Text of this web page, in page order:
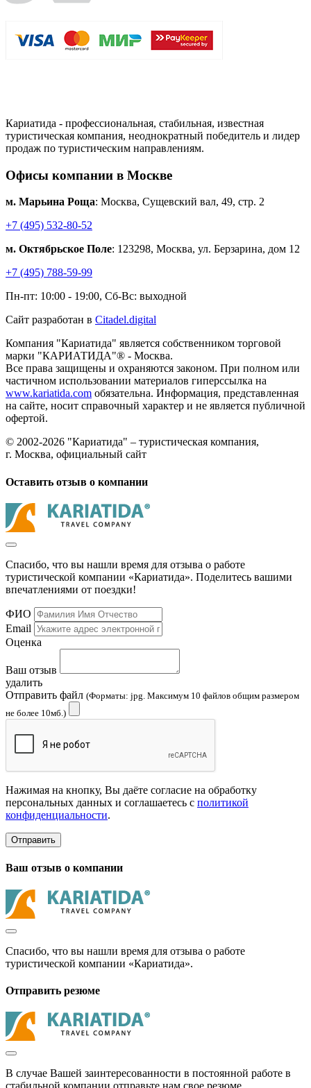
Кариатида - профессиональная, стабильная, известная
туристическая компания, неоднократный победитель и лидер
продаж по туристическим направлениям.
Офисы компании в Москве
м. Марьина Роща: Москва, Сущевский вал, 49, стр. 2
+7 (495) 532-80-52
м. Октябрьское Поле: 123298, Москва, ул. Берзарина, дом 12
+7 (495) 788-59-99
Пн-пт: 10:00 - 19:00, Сб-Вс: выходной
Сайт разработан в Citadel.digital
Компания "Кариатида" является собственником торговой
марки "КАРИАТИДА"® - Москва.
Все права защищены и охраняются законом. При полном или
частичном использовании материалов гиперссылка на
www.kariatida.com обязательна. Информация, представленная
на сайте, носит справочный характер и не является публичной
офертой.
© 2002-2026 "Кариатида" – туристическая компания,
г. Москва, официальный сайт
Оставить отзыв о компании
Спасибо, что вы нашли время для отзыва о работе
туристической компании «Кариатида». Поделитесь вашими
впечатлениями от поездки!
ФИО
Email
Оценка
Ваш отзыв
удалить
Отправить файл (Форматы: jpg. Максимум 10 файлов общим размером
не более 10мб.)
Нажимая на кнопку, Вы даёте согласие на обработку
персональных данных и соглашаетесь с политикой
конфиденциальности.
Отправить
Ваш отзыв о компании
Спасибо, что вы нашли время для отзыва о работе
туристической компании «Кариатида».
Отправить резюме
В случае Вашей заинтересованности в постоянной работе в
стабильной компании отправьте нам свое резюме.